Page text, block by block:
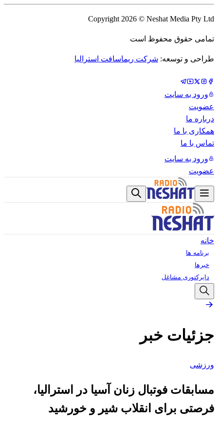
Copyright 2026 © Neshat Media Pty Ltd
تمامی حقوق محفوظ است
طراحی و توسعه: شرکت ریماسافت استرالیا
ورود به سایت
عضویت
درباره ما
همکاری با ما
تماس با ما
ورود به سایت
عضویت
خانه
برنامه ها
خبرها
دایرکتوری مشاغل
جزئیات خبر
ورزشی
مسابقات فوتبال زنان آسیا در استرالیا،
فرصتی برای انقلاب شیر و خورشید